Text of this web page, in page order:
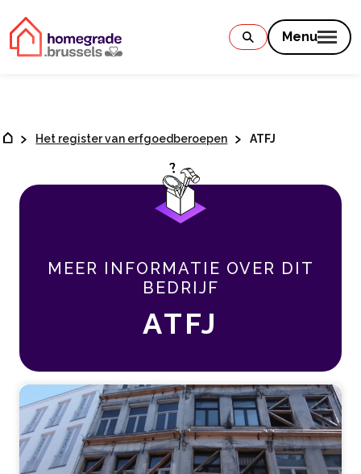
Menu
Het register van erfgoedberoepen ATFJ
MEER INFORMATIE OVER DIT
BEDRIJF
ATFJ